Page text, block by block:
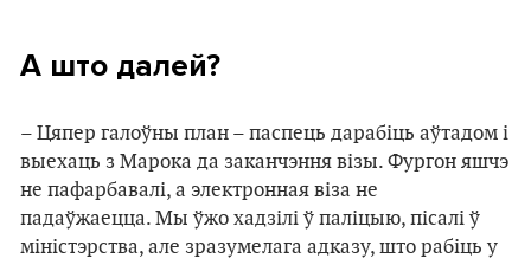
А што далей?
– Цяпер галоўны план – паспець дарабіць аўтадом і
выехаць з Марока да заканчэння візы. Фургон яшчэ
не пафарбавалі, а электронная віза не
падаўжаецца. Мы ўжо хадзілі ў паліцыю, пісалі ў
міністэрства, але зразумелага адказу, што рабіць у